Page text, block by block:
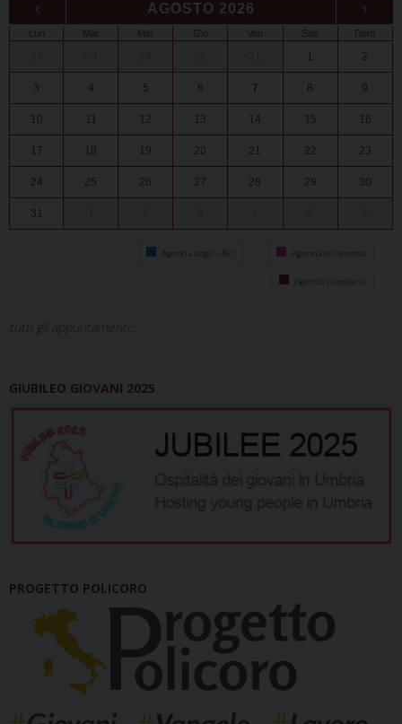
‹ AGOSTO 2026 ›
Lun Mar Mer Gio Ven Sab Dom
1 2
3 4 5 6 7 8 9
10 11 12 13 14 15 16
17 18 19 20 21 22 23
24 25 26 27 28 29 30
31
Agenda degli uffici Agenda del vescovo
Agenda diocesana
tutti gli appuntamenti...
GIUBILEO GIOVANI 2025
PROGETTO POLICORO